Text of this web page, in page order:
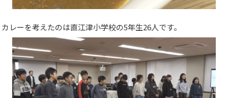
カレーを考えたのは直江津小学校の5年生26人です。